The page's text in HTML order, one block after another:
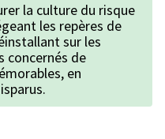
la culture du risque
les repères de
sur les
concernés de
en